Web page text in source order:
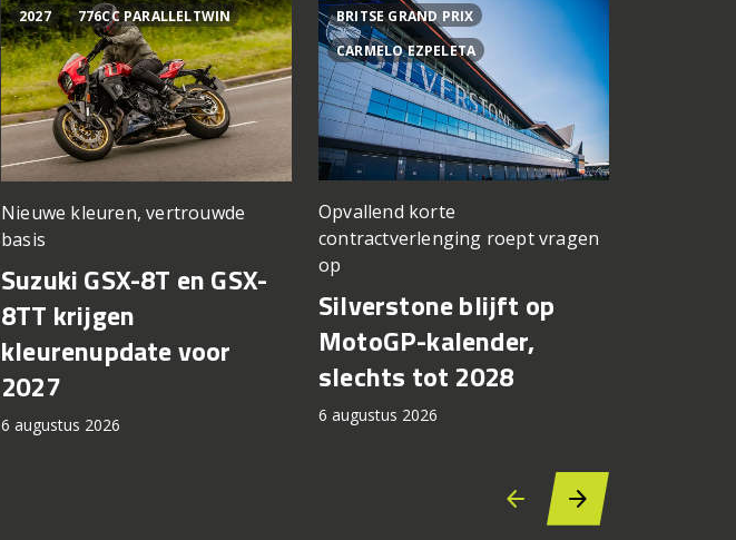
2027 776CC PARALLELTWIN
Nieuwe kleuren, vertrouwde
basis
Suzuki GSX-8T en GSX-
8TT krijgen
kleurenupdate voor
2027
6 augustus 2026
BRITSE GRAND PRIX
CARMELO EZPELETA
Opvallend korte
contractverlenging roept vragen
op
Silverstone blijft op
MotoGP-kalender,
slechts tot 2028
6 augustus 2026